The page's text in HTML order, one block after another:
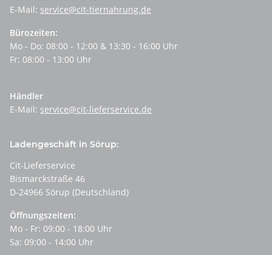
E-Mail: service@cit-tiernahrung.de
Bürozeiten:
Mo - Do: 08:00 - 12:00 & 13:30 - 16:00 Uhr
Fr: 08:00 - 13:00 Uhr
Händler
E-Mail: service@cit-lieferservice.de
Ladengeschäft in Sörup:
Cit-Lieferservice
Bismarckstraße 46
D-24966 Sörup (Deutschland)
Öffnungszeiten:
Mo - Fr: 09:00 - 18:00 Uhr
Sa: 09:00 - 14:00 Uhr